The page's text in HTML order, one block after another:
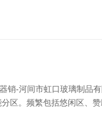
销-河间市虹口玻璃制品
区。频繁包括悠闲区、